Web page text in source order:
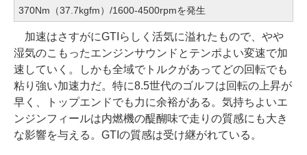
370Nm（37.7kgfm）/1600-4500rpmを発生
加速はさすがにGTIらしく活気に溢れたもので、やや
湿気のこもったエンジンサウンドとテンポよい変速で加
速していく。しかも全域でトルクがあってどの回転でも
粘り強い加速力だ。特に8.5世代のゴルフは回転の上昇が
早く、トップエンドでも力に余裕がある。気持ちよいエ
ンジンフィールは内燃機の醍醐味で走りの質感にも大き
な影響を与える。GTIの質感は受け継がれている。